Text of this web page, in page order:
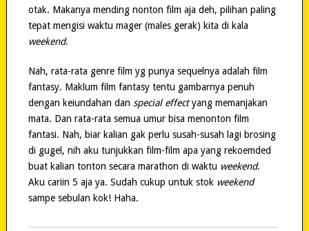
otak. Makanya mending nonton film aja deh, pilihan paling
tepat mengisi waktu mager (males gerak) kita di kala
weekend.
Nah, rata-rata genre film yg punya sequelnya adalah film
fantasy. Maklum film fantasy tentu gambarnya penuh
dengan keiundahan dan special effectyang memanjakan
mata. Dan rata-rata semua umur bisa menonton film
fantasi. Nah, biar kalian gak perlu susah-susah lagi brosing
di gugel, nih aku tunjukkan film-film apa yang rekoemded
buat kalian tonton secara marathon di waktu weekend.
Aku cariin 5 aja ya. Sudah cukup untuk stok weekend
sampe sebulan kok! Haha.